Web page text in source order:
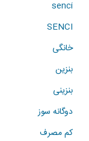
senci
SENCI
خانگی
بنزین
بنزینی
دوگانه سوز
کم مصرف